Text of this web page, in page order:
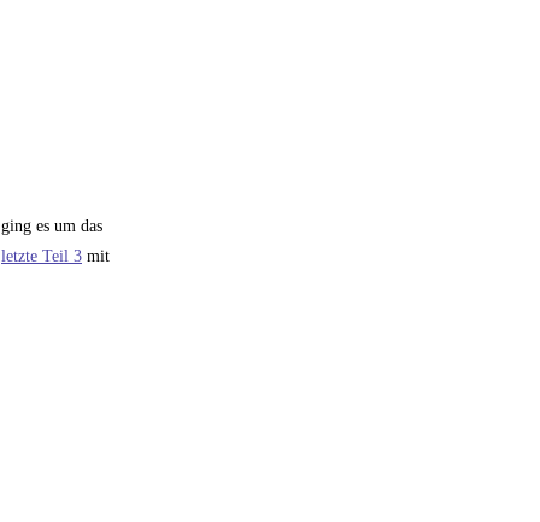
ging es um das
letzte Teil 3 mit